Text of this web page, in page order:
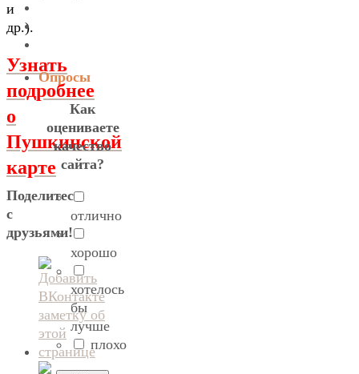
и
др.).
Узнать
подробнее
о
Пушкинской
карте
Поделитесь
с
друзьями!
Опросы
Как
оцениваете
качество
сайта?
отлично
хорошо
хотелось
бы
лучше
плохо